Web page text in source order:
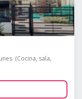
(Cocina, sala,